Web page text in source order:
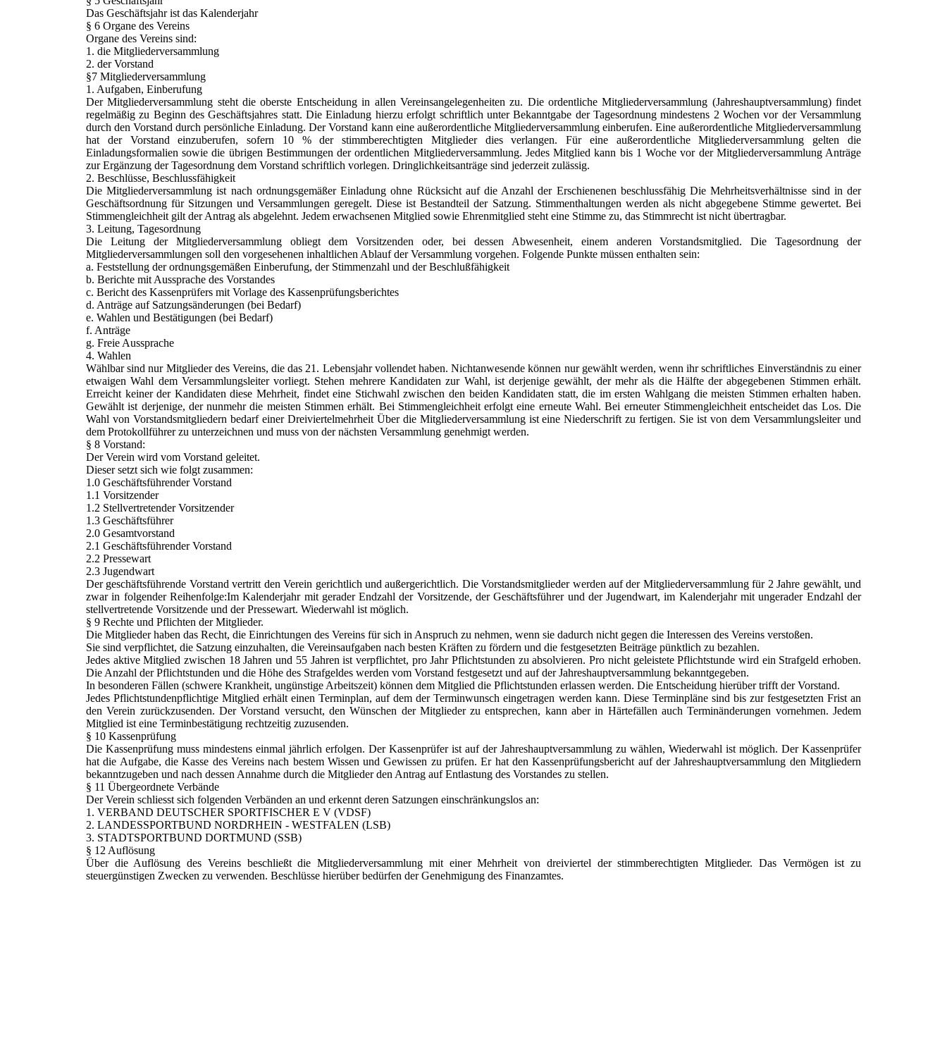
Das Geschäftsjahr ist das Kalenderjahr
§ 6 Organe des Vereins
Organe des Vereins sind:
1. die Mitgliederversammlung
2. der Vorstand
§7 Mitgliederversammlung
1. Aufgaben, Einberufung
Der Mitgliederversammlung steht die oberste Entscheidung in allen Vereinsangelegenheiten zu. Die ordentliche Mitgliederversammlung (Jahreshauptversammlung) findet
regelmäßig zu Beginn des Geschäftsjahres statt. Die Einladung hierzu erfolgt schriftlich unter Bekanntgabe der Tagesordnung mindestens 2 Wochen vor der Versammlung
durch den Vorstand durch persönliche Einladung. Der Vorstand kann eine außerordentliche Mitgliederversammlung einberufen. Eine außerordentliche Mitgliederversammlung
hat der Vorstand einzuberufen, sofern 10 % der stimmberechtigten Mitglieder dies verlangen. Für eine außerordentliche Mitgliederversammlung gelten die
Einladungsformalien sowie die übrigen Bestimmungen der ordentlichen Mitgliederversammlung. Jedes Mitglied kann bis 1 Woche vor der Mitgliederversammlung Anträge
zur Ergänzung der Tagesordnung dem Vorstand schriftlich vorlegen. Dringlichkeitsanträge sind jederzeit zulässig.
2. Beschlüsse, Beschlussfähigkeit
Die Mitgliederversammlung ist nach ordnungsgemäßer Einladung ohne Rücksicht auf die Anzahl der Erschienenen beschlussfähig Die Mehrheitsverhältnisse sind in der
Geschäftsordnung für Sitzungen und Versammlungen geregelt. Diese ist Bestandteil der Satzung. Stimmenthaltungen werden als nicht abgegebene Stimme gewertet. Bei
Stimmengleichheit gilt der Antrag als abgelehnt. Jedem erwachsenen Mitglied sowie Ehrenmitglied steht eine Stimme zu, das Stimmrecht ist nicht übertragbar.
3. Leitung, Tagesordnung
Die Leitung der Mitgliederversammlung obliegt dem Vorsitzenden oder, bei dessen Abwesenheit, einem anderen Vorstandsmitglied. Die Tagesordnung der
Mitgliederversammlungen soll den vorgesehenen inhaltlichen Ablauf der Versammlung vorgehen. Folgende Punkte müssen enthalten sein:
a. Feststellung der ordnungsgemäßen Einberufung, der Stimmenzahl und der Beschlußfähigkeit
b. Berichte mit Aussprache des Vorstandes
c. Bericht des Kassenprüfers mit Vorlage des Kassenprüfungsberichtes
d. Anträge auf Satzungsänderungen (bei Bedarf)
e. Wahlen und Bestätigungen (bei Bedarf)
f. Anträge
g. Freie Aussprache
4. Wahlen
Wählbar sind nur Mitglieder des Vereins, die das 21. Lebensjahr vollendet haben. Nichtanwesende können nur gewählt werden, wenn ihr schriftliches Einverständnis zu einer
etwaigen Wahl dem Versammlungsleiter vorliegt. Stehen mehrere Kandidaten zur Wahl, ist derjenige gewählt, der mehr als die Hälfte der abgegebenen Stimmen erhält.
Erreicht keiner der Kandidaten diese Mehrheit, findet eine Stichwahl zwischen den beiden Kandidaten statt, die im ersten Wahlgang die meisten Stimmen erhalten haben.
Gewählt ist derjenige, der nunmehr die meisten Stimmen erhält. Bei Stimmengleichheit erfolgt eine erneute Wahl. Bei erneuter Stimmengleichheit entscheidet das Los. Die
Wahl von Vorstandsmitgliedern bedarf einer Dreiviertelmehrheit Über die Mitgliederversammlung ist eine Niederschrift zu fertigen. Sie ist von dem Versammlungsleiter und
dem Protokollführer zu unterzeichnen und muss von der nächsten Versammlung genehmigt werden.
§ 8 Vorstand:
Der Verein wird vom Vorstand geleitet.
Dieser setzt sich wie folgt zusammen:
1.0 Geschäftsführender Vorstand
1.1 Vorsitzender
1.2 Stellvertretender Vorsitzender
1.3 Geschäftsführer
2.0 Gesamtvorstand
2.1 Geschäftsführender Vorstand
2.2 Pressewart
2.3 Jugendwart
Der geschäftsführende Vorstand vertritt den Verein gerichtlich und außergerichtlich. Die Vorstandsmitglieder werden auf der Mitgliederversammlung für 2 Jahre gewählt, und
zwar in folgender Reihenfolge:Im Kalenderjahr mit gerader Endzahl der Vorsitzende, der Geschäftsführer und der Jugendwart, im Kalenderjahr mit ungerader Endzahl der
stellvertretende Vorsitzende und der Pressewart. Wiederwahl ist möglich.
§ 9 Rechte und Pflichten der Mitglieder.
Die Mitglieder haben das Recht, die Einrichtungen des Vereins für sich in Anspruch zu nehmen, wenn sie dadurch nicht gegen die Interessen des Vereins verstoßen.
Sie sind verpflichtet, die Satzung einzuhalten, die Vereinsaufgaben nach besten Kräften zu fördern und die festgesetzten Beiträge pünktlich zu bezahlen.
Jedes aktive Mitglied zwischen 18 Jahren und 55 Jahren ist verpflichtet, pro Jahr Pflichtstunden zu absolvieren. Pro nicht geleistete Pflichtstunde wird ein Strafgeld erhoben.
Die Anzahl der Pflichtstunden und die Höhe des Strafgeldes werden vom Vorstand festgesetzt und auf der Jahreshauptversammlung bekanntgegeben.
In besonderen Fällen (schwere Krankheit, ungünstige Arbeitszeit) können dem Mitglied die Pflichtstunden erlassen werden. Die Entscheidung hierüber trifft der Vorstand.
Jedes Pflichtstundenpflichtige Mitglied erhält einen Terminplan, auf dem der Terminwunsch eingetragen werden kann. Diese Terminpläne sind bis zur festgesetzten Frist an
den Verein zurückzusenden. Der Vorstand versucht, den Wünschen der Mitglieder zu entsprechen, kann aber in Härtefällen auch Terminänderungen vornehmen. Jedem
Mitglied ist eine Terminbestätigung rechtzeitig zuzusenden.
§ 10 Kassenprüfung
Die Kassenprüfung muss mindestens einmal jährlich erfolgen. Der Kassenprüfer ist auf der Jahreshauptversammlung zu wählen, Wiederwahl ist möglich. Der Kassenprüfer
hat die Aufgabe, die Kasse des Vereins nach bestem Wissen und Gewissen zu prüfen. Er hat den Kassenprüfungsbericht auf der Jahreshauptversammlung den Mitgliedern
bekanntzugeben und nach dessen Annahme durch die Mitglieder den Antrag auf Entlastung des Vorstandes zu stellen.
§ 11 Übergeordnete Verbände
Der Verein schliesst sich folgenden Verbänden an und erkennt deren Satzungen einschränkungslos an:
1. VERBAND DEUTSCHER SPORTFISCHER E V (VDSF)
2. LANDESSPORTBUND NORDRHEIN - WESTFALEN (LSB)
3. STADTSPORTBUND DORTMUND (SSB)
§ 12 Auflösung
Über die Auflösung des Vereins beschließt die Mitgliederversammlung mit einer Mehrheit von dreiviertel der stimmberechtigten Mitglieder. Das Vermögen ist zu
steuergünstigen Zwecken zu verwenden. Beschlüsse hierüber bedürfen der Genehmigung des Finanzamtes.